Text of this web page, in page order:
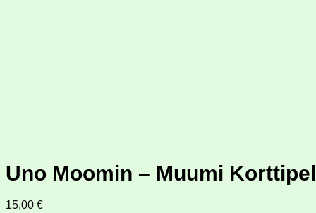
Uno Moomin – Muumi
15,00 €